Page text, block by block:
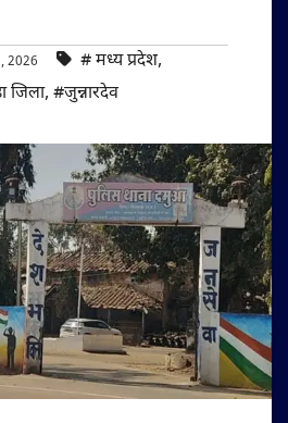
2026 #‌ मध्य प्रदेश,
जिला, #जुन्नारदेव